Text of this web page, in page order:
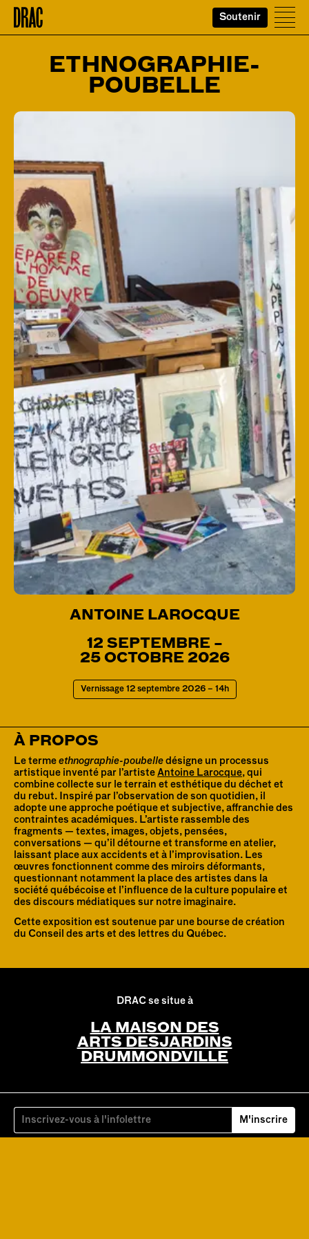
Accueil Soutenir
ETHNOGRAPHIE-
POUBELLE
ANTOINE LAROCQUE
12 SEPTEMBRE –
25 OCTOBRE 2026
Vernissage 12 septembre 2026 – 14h
À PROPOS
Le terme ethnographie-poubelle désigne un processus
artistique inventé par l’artiste Antoine Larocque, qui
combine collecte sur le terrain et esthétique du déchet et
du rebut. Inspiré par l’observation de son quotidien, il
adopte une approche poétique et subjective, affranchie des
contraintes académiques. L’artiste rassemble des
fragments — textes, images, objets, pensées,
conversations — qu’il détourne et transforme en atelier,
laissant place aux accidents et à l’improvisation. Les
œuvres fonctionnent comme des miroirs déformants,
questionnant notamment la place des artistes dans la
société québécoise et l’influence de la culture populaire et
des discours médiatiques sur notre imaginaire.
Cette exposition est soutenue par une bourse de création
du Conseil des arts et des lettres du Québec.
DRAC se situe à
LA MAISON DES
ARTS DESJARDINS
DRUMMONDVILLE
M'inscrire